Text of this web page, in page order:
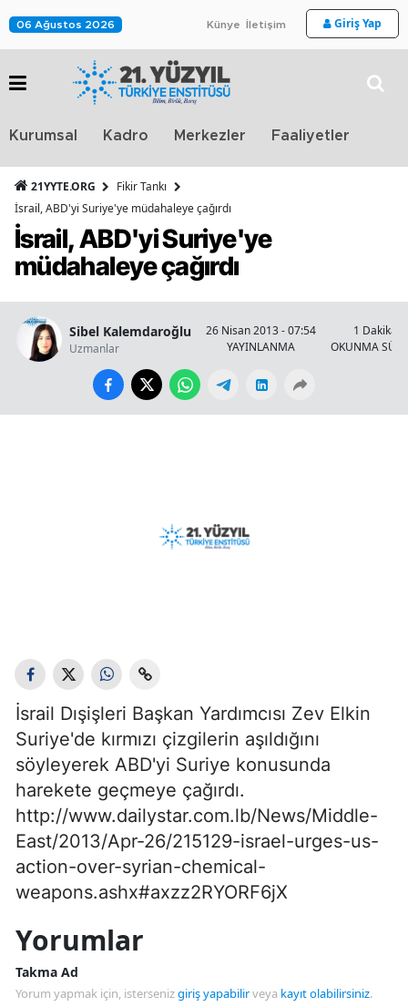
06 Ağustos 2026 Künye İletişim Giriş Yap
Kurumsal Kadro Merkezler Faaliyetler
21YYTE.ORG
Fikir Tankı
İsrail, ABD'yi Suriye'ye müdahaleye çağırdı
İsrail, ABD'yi Suriye'ye
müdahaleye çağırdı
Sibel Kalemdaroğlu
Uzmanlar
26 Nisan 2013 - 07:54
YAYINLANMA
1 Dakika
OKUNMA
İsrail Dışişleri Başkan Yardımcısı Zev Elkin
Suriye'de kırmızı çizgilerin aşıldığını
söyleyerek ABD'yi Suriye konusunda
harekete geçmeye çağırdı.
http://www.dailystar.com.lb/News/Middle-
East/2013/Apr-26/215129-israel-urges-us-
action-over-syrian-chemical-
weapons.ashx#axzz2RYORF6jX
Yorumlar
Takma Ad
Yorum yapmak için, istersenizgiriş yapabilirveya kayıt olabilirsiniz.